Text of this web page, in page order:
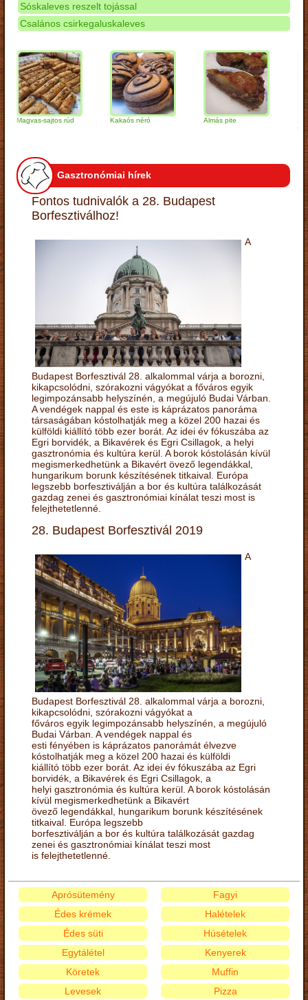
Sóskaleves reszelt tojással
Csalános csirkegaluskaleves
sajtos rúd Kakaós néró Almás pite
Gasztronómiai hírek
Fontos tudnivalók a 28. Budapest
Borfesztiválhoz!
A
Budapest Borfesztivál 28. alkalommal várja a borozni,
kikapcsolódni, szórakozni vágyókat a főváros egyik
legimpozánsabb helyszínén, a megújuló Budai Várban.
A vendégek nappal és este is káprázatos panoráma
társaságában kóstolhatják meg a közel 200 hazai és
külföldi kiállító több ezer borát. Az idei év fókuszába az
Egri borvidék, a Bikavérek és Egri Csillagok, a helyi
gasztronómia és kultúra kerül. A borok kóstolásán kívül
megismerkedhetünk a Bikavért övező legendákkal,
hungarikum borunk készítésének titkaival. Európa
legszebb borfesztiválján a bor és kultúra találkozását
gazdag zenei és gasztronómiai kínálat teszi most is
felejthetetlenné.
28. Budapest Borfesztivál 2019
A
Budapest Borfesztivál 28. alkalommal várja a borozni,
kikapcsolódni, szórakozni vágyókat a
főváros egyik legimpozánsabb helyszínén, a megújuló
Budai Várban. A vendégek nappal és
esti fényében is káprázatos panorámát élvezve
kóstolhatják meg a közel 200 hazai és külföldi
kiállító több ezer borát. Az idei év fókuszába az Egri
borvidék, a Bikavérek és Egri Csillagok, a
helyi gasztronómia és kultúra kerül. A borok kóstolásán
kívül megismerkedhetünk a Bikavért
övező legendákkal, hungarikum borunk készítésének
titkaival. Európa legszebb
borfesztiválján a bor és kultúra találkozását gazdag
zenei és gasztronómiai kínálat teszi most
is felejthetetlenné.
Aprósütemény
Édes krémek
Édes süti
Egytálétel
Fagyi
Halételek
Húsételek
Kenyerek
Köretek
Levesek
Muffin
Pizza